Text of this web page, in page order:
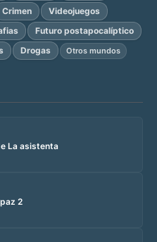
Crimen Videojuegos
Futuro postapocalíptico
Drogas Otros mundos
La asistenta
2